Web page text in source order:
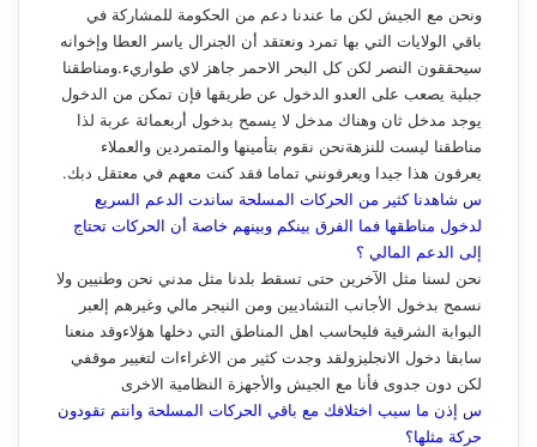
ونحن مع الجيش لكن ما عندنا دعم من الحكومة للمشاركة في
باقي الولايات التي بها تمرد ونعتقد أن الجنرال ياسر العطا وإخوانه
سيحققون النصر لكن كل البحر الاحمر جاهز لاي طواريء.ومناطقنا
جبلية يصعب على العدو الدخول عن طريقها فإن تمكن من الدخول
يوجد مدخل ثان وهناك مدخل لا يسمح بدخول أربعمائة عربة لذا
مناطقنا ليست للنزهةنحن نقوم بتأمينها والمتمردين والعملاء
يعرفون هذا جيدا ويعرفونني تماما فقد كنت معهم في معتقل دبك.
س شاهدنا كثير من الحركات المسلحة ساندت الدعم السريع
لدخول مناطقها فما الفرق بينكم وبينهم خاصة أن الحركات تحتاج
إلى الدعم المالي ؟
نحن لسنا مثل الآخرين حتى تسقط بلدنا مثل مدني نحن وطنيين ولا
نسمح بدخول الأجانب التشاديين ومن النيجر مالي وغيرهم إلعبر
البوابة الشرقية فليحاسب اهل المناطق التي دخلها هؤلاءوقد منعنا
سابقا دخول الانجليزولقد وجدت كثير من الاغراءات لتغيير موقفي
لكن دون جدوى فأنا مع الجيش والأجهزة النظامية الاخرى
س إذن ما سبب اختلافك مع باقي الحركات المسلحة وانتم تقودون
حركة مثلها؟